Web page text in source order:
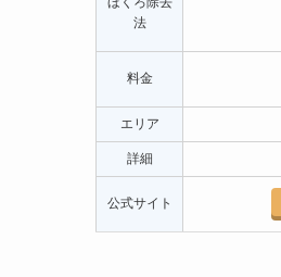
法
料金
エリア
詳細
公式サイト